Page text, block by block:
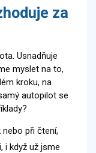
za
Usnadňuje
myslet na to,
kroku, na
autopilot se
při čtení,
i když už jsme